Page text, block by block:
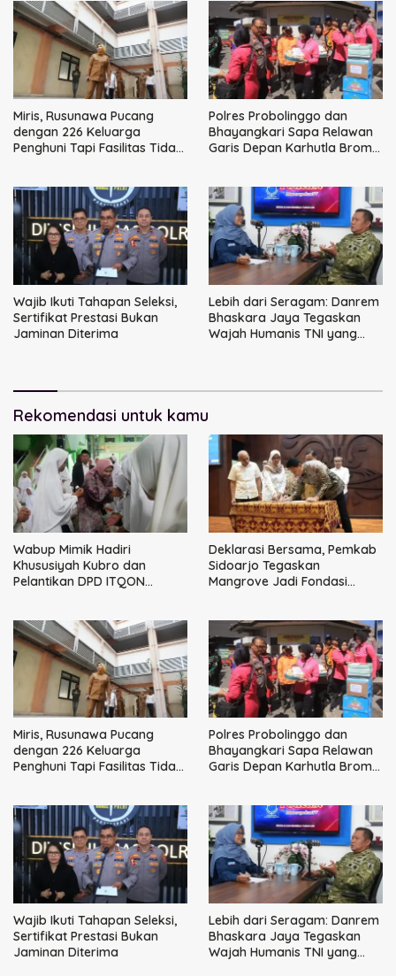
Miris, Rusunawa Pucang
dengan 226 Keluarga
Penghuni Tapi Fasilitas Tidak
Polres Probolinggo dan
Bhayangkari Sapa Relawan
Garis Depan Karhutla Bromo
Wajib Ikuti Tahapan Seleksi,
Sertifikat Prestasi Bukan
Jaminan Diterima
Lebih dari Seragam: Danrem
Bhaskara Jaya Tegaskan
Wajah Humanis TNI yang
Rekomendasi untuk kamu
Wabup Mimik Hadiri
Khususiyah Kubro dan
Pelantikan DPD ITQON
Deklarasi Bersama, Pemkab
Sidoarjo Tegaskan
Mangrove Jadi Fondasi
Miris, Rusunawa Pucang
dengan 226 Keluarga
Penghuni Tapi Fasilitas Tidak
Polres Probolinggo dan
Bhayangkari Sapa Relawan
Garis Depan Karhutla Bromo
Wajib Ikuti Tahapan Seleksi,
Sertifikat Prestasi Bukan
Jaminan Diterima
Lebih dari Seragam: Danrem
Bhaskara Jaya Tegaskan
Wajah Humanis TNI yang